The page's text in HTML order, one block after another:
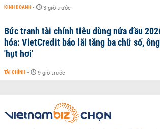
KINH DOANH - 3 giờ trước
Bức tranh tài chính tiêu dùng nửa đầu
hóa: VietCredit báo lãi tăng ba chữ số,
'hụt hơi'
TÀI CHÍNH - 9 giờ trước